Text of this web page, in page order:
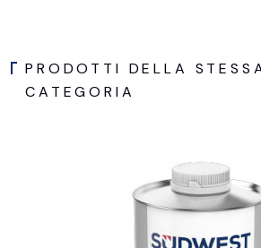
PRODOTTI DELLA
CATEGORIA